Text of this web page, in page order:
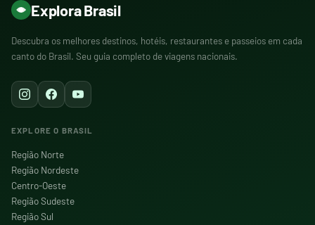
Explora Brasil
Descubra os melhores destinos, hotéis, restaurantes e passeios em cada
canto do Brasil. Seu guia completo de viagens nacionais.
EXPLORE O BRASIL
Região Norte
Região Nordeste
Centro-Oeste
Região Sudeste
Região Sul